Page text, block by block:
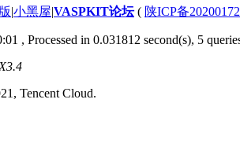
|小黑屋|VASPKIT论坛( 陕ICP备
, Processed in 0.031812 second(s), 5
X3.4
Tencent Cloud.